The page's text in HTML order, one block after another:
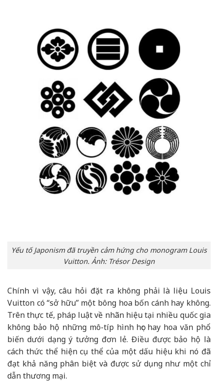
Yếu tố Japonism đã truyền cảm hứng cho monogram Louis
Vuitton. Ảnh: Trésor Design
Chính vì vậy, câu hỏi đặt ra không phải là liệu Louis
Vuitton có “sở hữu” một bông hoa bốn cánh hay không.
Trên thực tế, pháp luật về nhãn hiệu tại nhiều quốc gia
không bảo hộ những mô-típ hình học hay hoa văn phổ
biến dưới dạng ý tưởng đơn lẻ. Điều được bảo hộ là
cách thức thể hiện cụ thể của một dấu hiệu khi nó đã
đạt khả năng phân biệt và được sử dụng như một chỉ
dẫn thương mại.